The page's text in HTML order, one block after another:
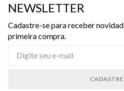
NEWSLETTER
Cadastre-se para receber
primeira compra.